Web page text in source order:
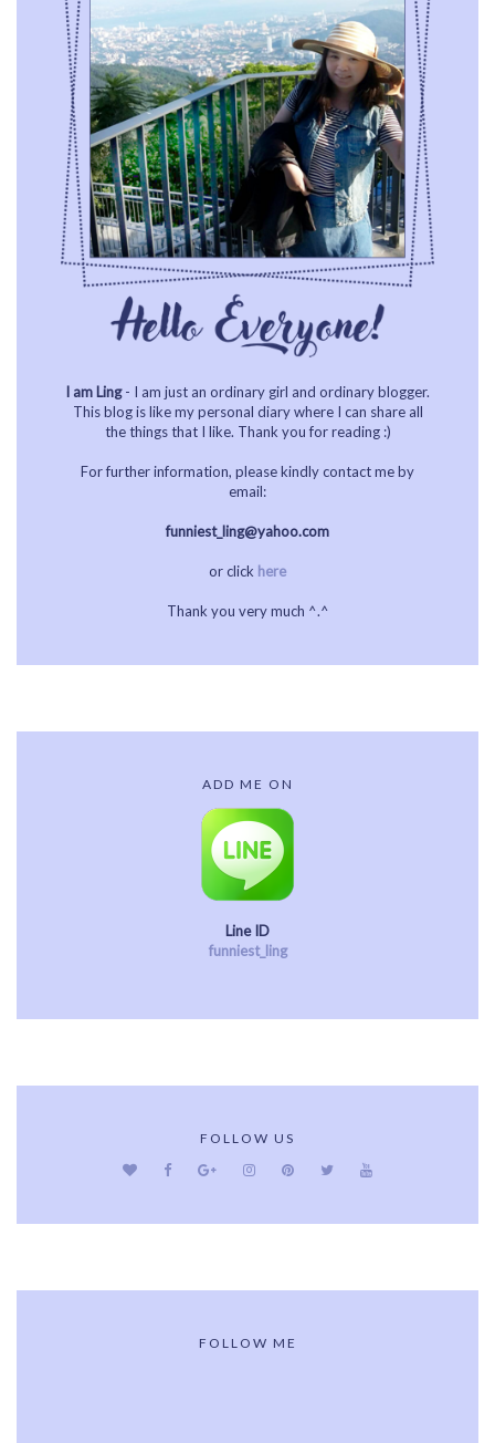
I am Ling- I am just an ordinary girl and ordinary blogger.
This blog is like my personal diary where I can share all
the things that I like. Thank you for reading :)
For further information, please kindly contact me by
email:
funniest_ling@yahoo.com
or click here
Thank you very much ^.^
ADD ME ON
Line ID
funniest_ling
FOLLOW US
FOLLOW ME